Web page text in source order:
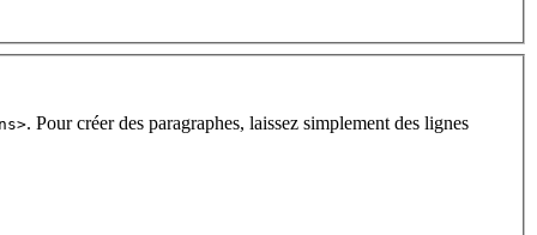
. Pour créer des paragraphes, laissez simplement des lignes